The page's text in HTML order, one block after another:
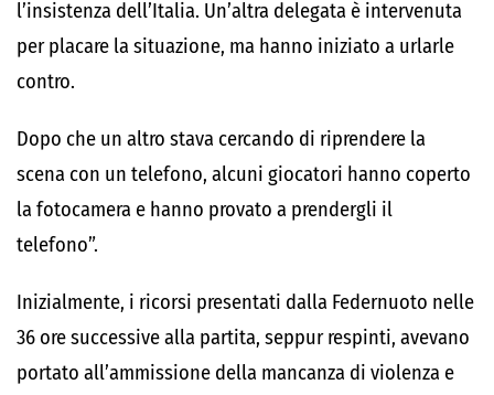
l’insistenza dell’Italia. Un’altra delegata è intervenuta
per placare la situazione, ma hanno iniziato a urlarle
contro.
Dopo che un altro stava cercando di riprendere la
scena con un telefono, alcuni giocatori hanno coperto
la fotocamera e hanno provato a prendergli il
telefono”.
Inizialmente, i ricorsi presentati dalla Federnuoto nelle
36 ore successive alla partita, seppur respinti, avevano
portato all’ammissione della mancanza di violenza e